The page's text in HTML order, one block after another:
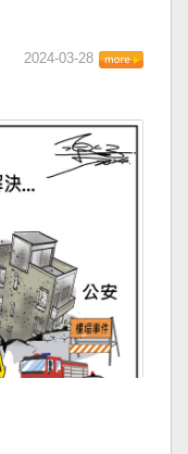
2024-03-28